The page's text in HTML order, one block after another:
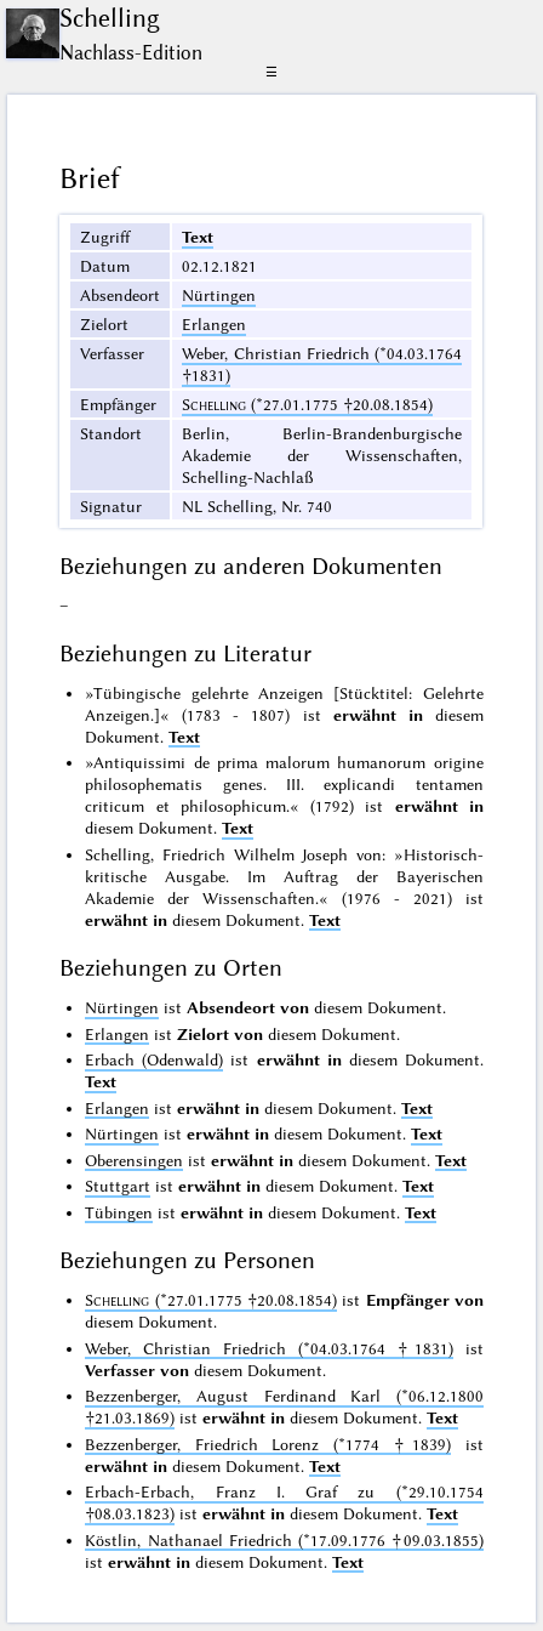
Schelling
Nachlass-Edition
☰
Brief
Zugriff
Text
Datum
02.12.1821
Absendeort
Nürtingen
Zielort
Erlangen
Verfasser
Weber, Christian Friedrich (*04.03.1764
†1831)
Empfänger
Schelling (*27.01.1775 †20.08.1854)
Standort
Berlin, Berlin-Brandenburgische
Akademie der Wissenschaften,
Schelling-Nachlaß
Signatur
NL Schelling, Nr. 740
Beziehungen zu anderen Dokumenten
–
Beziehungen zu Literatur
»Tübingische gelehrte Anzeigen [Stücktitel: Gelehrte
Anzeigen.]« (1783 - 1807) ist erwähnt indiesem
Dokument.Text
»Antiquissimi de prima malorum humanorum origine
philosophematis genes. III. explicandi tentamen
criticum et philosophicum.« (1792) ist erwähnt in
diesem Dokument.Text
Schelling, Friedrich Wilhelm Joseph von: »Historisch-
kritische Ausgabe. Im Auftrag der Bayerischen
Akademie der Wissenschaften.« (1976 - 2021) ist
erwähnt in diesem Dokument.Text
Beziehungen zu Orten
Nürtingen ist Absendeort von diesem Dokument.
Erlangen istZielort von diesem Dokument.
Erbach (Odenwald) ist erwähnt indiesem Dokument.
Text
Erlangen isterwähnt in diesem Dokument.Text
Nürtingen isterwähnt in diesem Dokument.Text
Oberensingen isterwähnt in diesem Dokument.Text
Stuttgart isterwähnt in diesem Dokument.Text
Tübingen isterwähnt in diesem Dokument.Text
Beziehungen zu Personen
Schelling (*27.01.1775 †20.08.1854) ist Empfänger von
diesem Dokument.
Weber, Christian Friedrich (*04.03.1764 †1831)ist
Verfasser von diesem Dokument.
Bezzenberger, August Ferdinand Karl (*06.12.1800
†21.03.1869) isterwähnt in diesem Dokument.Text
Bezzenberger, Friedrich Lorenz (*1774 †1839) ist
erwähnt in diesem Dokument.Text
Erbach-Erbach, Franz I. Graf zu (*29.10.1754
†08.03.1823) isterwähnt in diesem Dokument.Text
Köstlin, Nathanael Friedrich (*17.09.1776 †09.03.1855)
isterwähnt in diesem Dokument.Text